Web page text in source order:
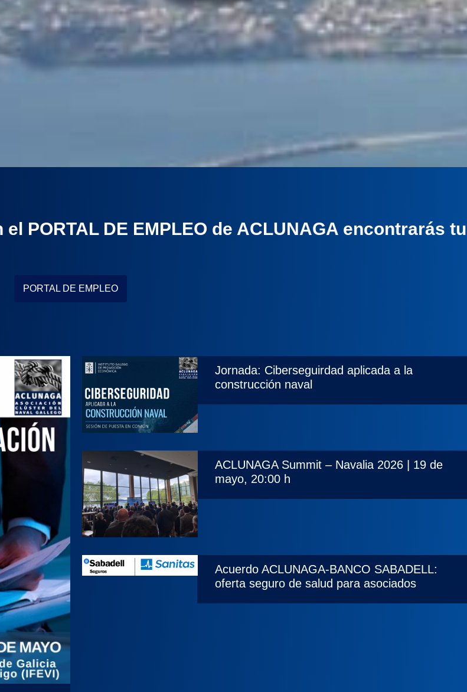
PORTAL DE EMPLEO de ACLUNAGA encontrarás tu
PORTAL DE EMPLEO
Jornada: Ciberseguirdad aplicada a la
construcción naval
ACLUNAGA Summit – Navalia 2026 | 19 de
mayo, 20:00 h
Acuerdo ACLUNAGA-BANCO SABADELL:
oferta seguro de salud para asociados